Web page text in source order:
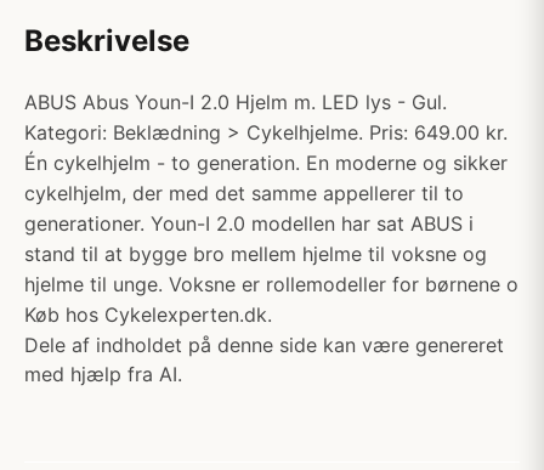
Beskrivelse
ABUS Abus Youn-I 2.0 Hjelm m. LED lys - Gul.
Kategori: Beklædning > Cykelhjelme. Pris: 649.00 kr.
Én cykelhjelm - to generation. En moderne og sikker
cykelhjelm, der med det samme appellerer til to
generationer. Youn-I 2.0 modellen har sat ABUS i
stand til at bygge bro mellem hjelme til voksne og
hjelme til unge. Voksne er rollemodeller for børnene o
Køb hos Cykelexperten.dk.
Dele af indholdet på denne side kan være genereret
med hjælp fra AI.